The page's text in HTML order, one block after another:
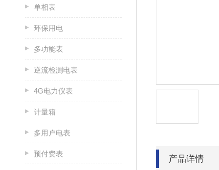
单相表
环保用电
多功能表
逆流检测电表
4G电力仪表
计量箱
多用户电表
预付费表
产品详情